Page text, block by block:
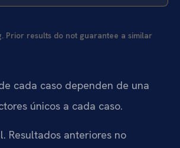
Prior results do not guarantee a similar
cada caso dependen de una
únicos a cada caso.
Resultados anteriores no